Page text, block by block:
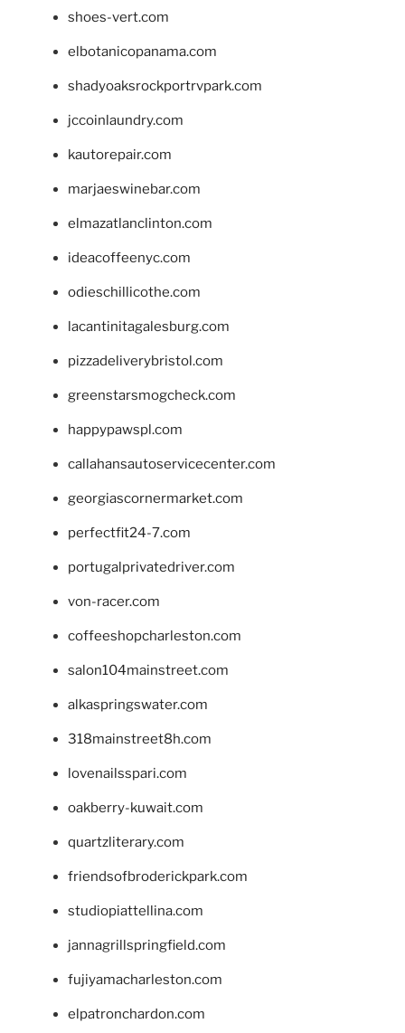
shoes-vert.com
elbotanicopanama.com
shadyoaksrockportrvpark.com
jccoinlaundry.com
kautorepair.com
marjaeswinebar.com
elmazatlanclinton.com
ideacoffeenyc.com
odieschillicothe.com
lacantinitagalesburg.com
pizzadeliverybristol.com
greenstarsmogcheck.com
happypawspl.com
callahansautoservicecenter.com
georgiascornermarket.com
perfectfit24-7.com
portugalprivatedriver.com
von-racer.com
coffeeshopcharleston.com
salon104mainstreet.com
alkaspringswater.com
318mainstreet8h.com
lovenailsspari.com
oakberry-kuwait.com
quartzliterary.com
friendsofbroderickpark.com
studiopiattellina.com
jannagrillspringfield.com
fujiyamacharleston.com
elpatronchardon.com